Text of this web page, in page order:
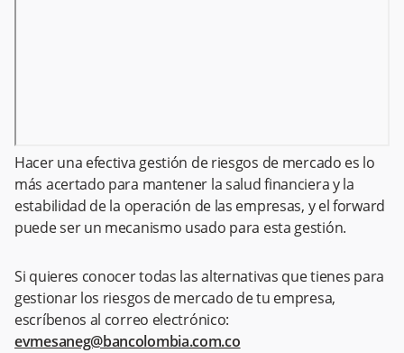
Hacer una efectiva gestión de riesgos de mercado es lo
más acertado para mantener la salud financiera y la
estabilidad de la operación de las empresas, y el forward
puede ser un mecanismo usado para esta gestión.
Si quieres conocer todas las alternativas que tienes para
gestionar los riesgos de mercado de tu empresa,
escríbenos al correo electrónico:
evmesaneg@bancolombia.com.co